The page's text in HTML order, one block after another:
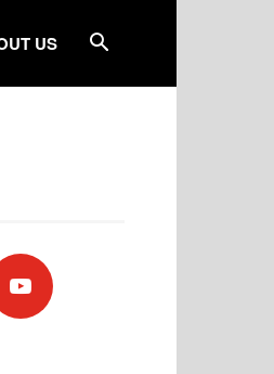
US